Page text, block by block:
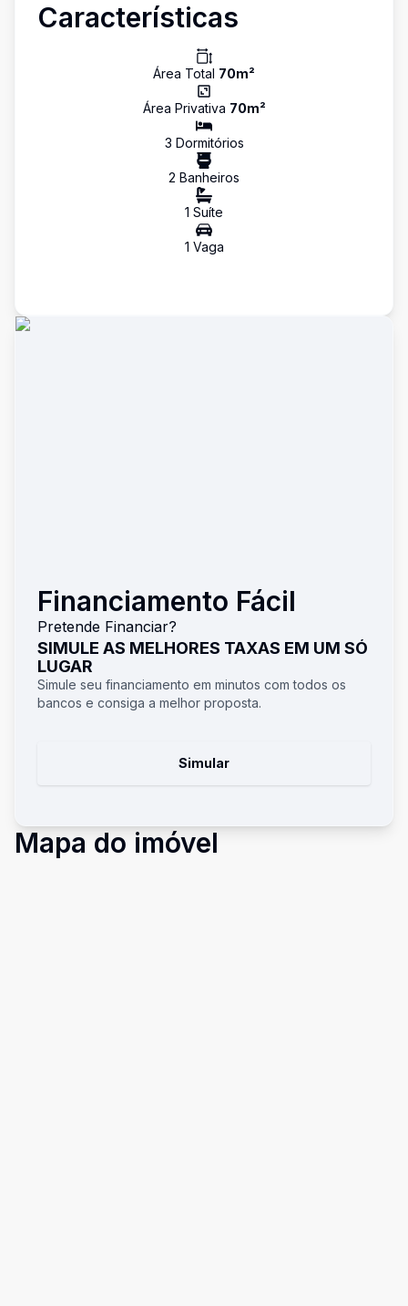
Características
Área Total 70m²
Área Privativa 70m²
3 Dormitórios
2 Banheiros
1 Suíte
1 Vaga
Financiamento Fácil
Pretende Financiar?
SIMULE AS MELHORES TAXAS EM UM SÓ
LUGAR
Simule seu financiamento em minutos com todos os
bancos e consiga a melhor proposta.
Simular
Mapa do imóvel